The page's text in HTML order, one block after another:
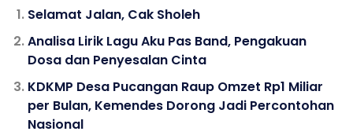
Selamat Jalan, Cak Sholeh
Analisa Lirik Lagu Aku Pas Band, Pengakuan
Dosa dan Penyesalan Cinta
KDKMP Desa Pucangan Raup Omzet Rp1 Miliar
per Bulan, Kemendes Dorong Jadi Percontohan
Nasional